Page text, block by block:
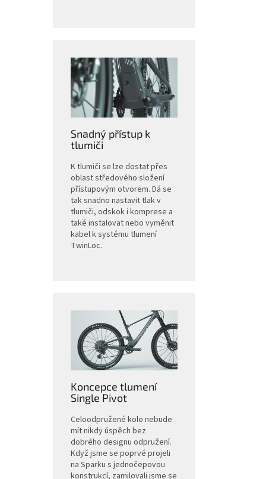
Snadný přístup k
tlumiči
K tlumiči se lze dostat přes
oblast středového složení
přístupovým otvorem. Dá se
tak snadno nastavit tlak v
tlumiči, odskok i komprese a
také instalovat nebo vyměnit
kabel k systému tlumení
TwinLoc.
Koncepce tlumení
Single Pivot
Celoodpružené kolo nebude
mít nikdy úspěch bez
dobrého designu odpružení.
Když jsme se poprvé projeli
na Sparku s jednočepovou
konstrukcí, zamilovali jsme se